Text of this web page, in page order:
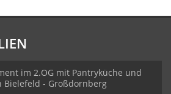
im 2.OG mit Pantryküche und
Bielefeld - Großdornberg